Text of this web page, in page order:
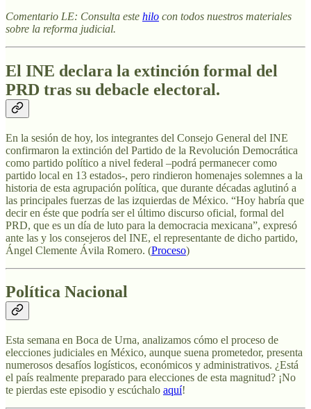
Comentario LE: Consulta este hilo con todos nuestros materiales
sobre la reforma judicial.
El INE declara la extinción formal del
PRD tras su debacle electoral.
En la sesión de hoy, los integrantes del Consejo General del INE
confirmaron la extinción del Partido de la Revolución Democrática
como partido político a nivel federal –podrá permanecer como
partido local en 13 estados-, pero rindieron homenajes solemnes a la
historia de esta agrupación política, que durante décadas aglutinó a
las principales fuerzas de las izquierdas de México. “Hoy habría que
decir en éste que podría ser el último discurso oficial, formal del
PRD, que es un día de luto para la democracia mexicana”, expresó
ante las y los consejeros del INE, el representante de dicho partido,
Ángel Clemente Ávila Romero. (Proceso)
Política Nacional
Esta semana en Boca de Urna, analizamos cómo el proceso de
elecciones judiciales en México, aunque suena prometedor, presenta
numerosos desafíos logísticos, económicos y administrativos. ¿Está
el país realmente preparado para elecciones de esta magnitud? ¡No
te pierdas este episodio y escúchalo aquí!